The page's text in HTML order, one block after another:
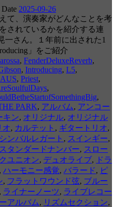
Date 2025-09-26
て、演奏家がどんなことを考
されているかを紹介する連
一さん。１年前に出された1
」をご紹介
, FenderDeluxeReverb,
, Introducing, L5,
, Priest,
,
,
PARK, アルバム, アンコー
キン, オリジナル, オリジナル
オ, カルテット , ギタートリオ,
シンバルレガート , スインギー,
スタンダードナンバー, スロー
ユニオン, デュオライブ,
ドラ
ハーモニー感覚, バラード, ピ
, フラットワウンド弦, ブルー
, ライナーノーツ, ライブレコー
アルバム, リズムセクション,